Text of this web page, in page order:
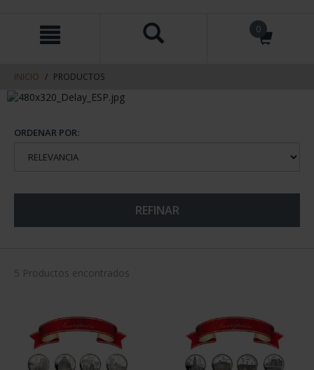
contenido
navegacin
0
INICIO PRODUCTOS
ORDENAR POR:
REFINAR
5 Productos encontrados